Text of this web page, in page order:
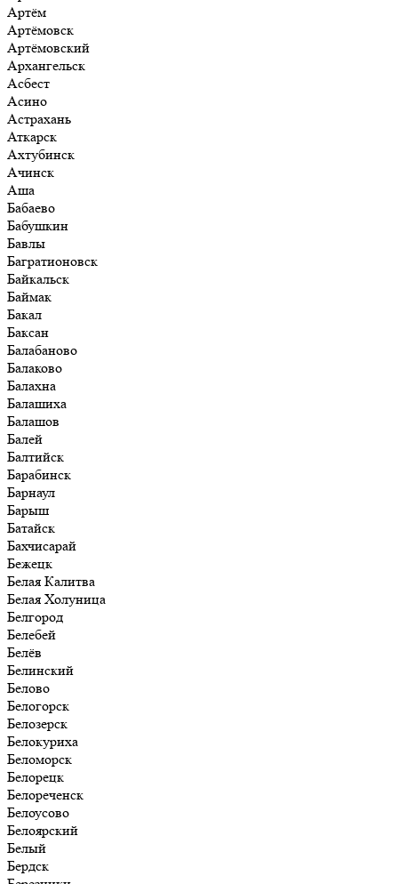
Артём
Артёмовск
Артёмовский
Архангельск
Асбест
Асино
Астрахань
Аткарск
Ахтубинск
Ачинск
Аша
Бабаево
Бабушкин
Бавлы
Багратионовск
Байкальск
Баймак
Бакал
Баксан
Балабаново
Балаково
Балахна
Балашиха
Балашов
Балей
Балтийск
Барабинск
Барнаул
Барыш
Батайск
Бахчисарай
Бежецк
Белая Калитва
Белая Холуница
Белгород
Белебей
Белёв
Белинский
Белово
Белогорск
Белозерск
Белокуриха
Беломорск
Белорецк
Белореченск
Белоусово
Белоярский
Белый
Бердск